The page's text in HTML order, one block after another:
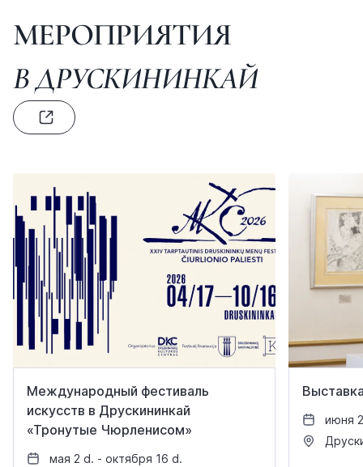
МЕРОПРИЯТИЯ
В ДРУСКИНИНКАЙ
Международный фестиваль
искусств в Друскининкай
«Тронутые Чюрленисом»
мая 2 d. - октября 16 d.
июня